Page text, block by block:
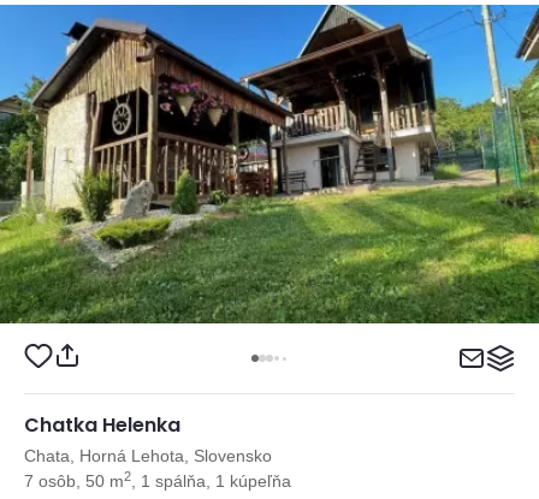
Chatka Helenka
Chata, Horná Lehota, Slovensko
7 osôb, 50 m2 , 1 spálňa, 1 kúpeľňa